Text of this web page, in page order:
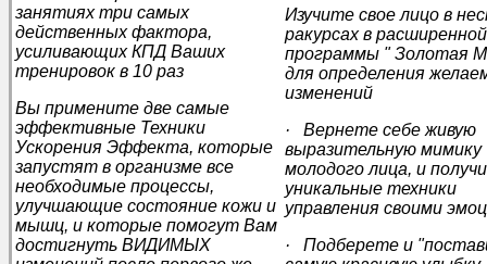
занятиях три самых
действенных фактора,
усиливающих КПД Ваших
тренировок в 10 раз
Вы примените две самые
эффективные Техники
Ускорения Эффекта, которые
запустят в организме все
необходимые процессы,
улучшающие состояние кожи и
мышц, и которые помогут Вам
достигнуть ВИДИМЫХ
Изучите свое лицо в
ракурсах в
программы " Золотая
для определения
изменений
· Вернете себе живую
выразительную мимику
молодого лица, и
уникальные техники
управления своими
· Подберете и